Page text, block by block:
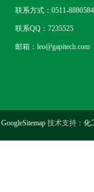
联系方式：0511-
联系QQ：7235525
邮箱：leo@gapitech.com
GoogleSitemap 技术支持： 化